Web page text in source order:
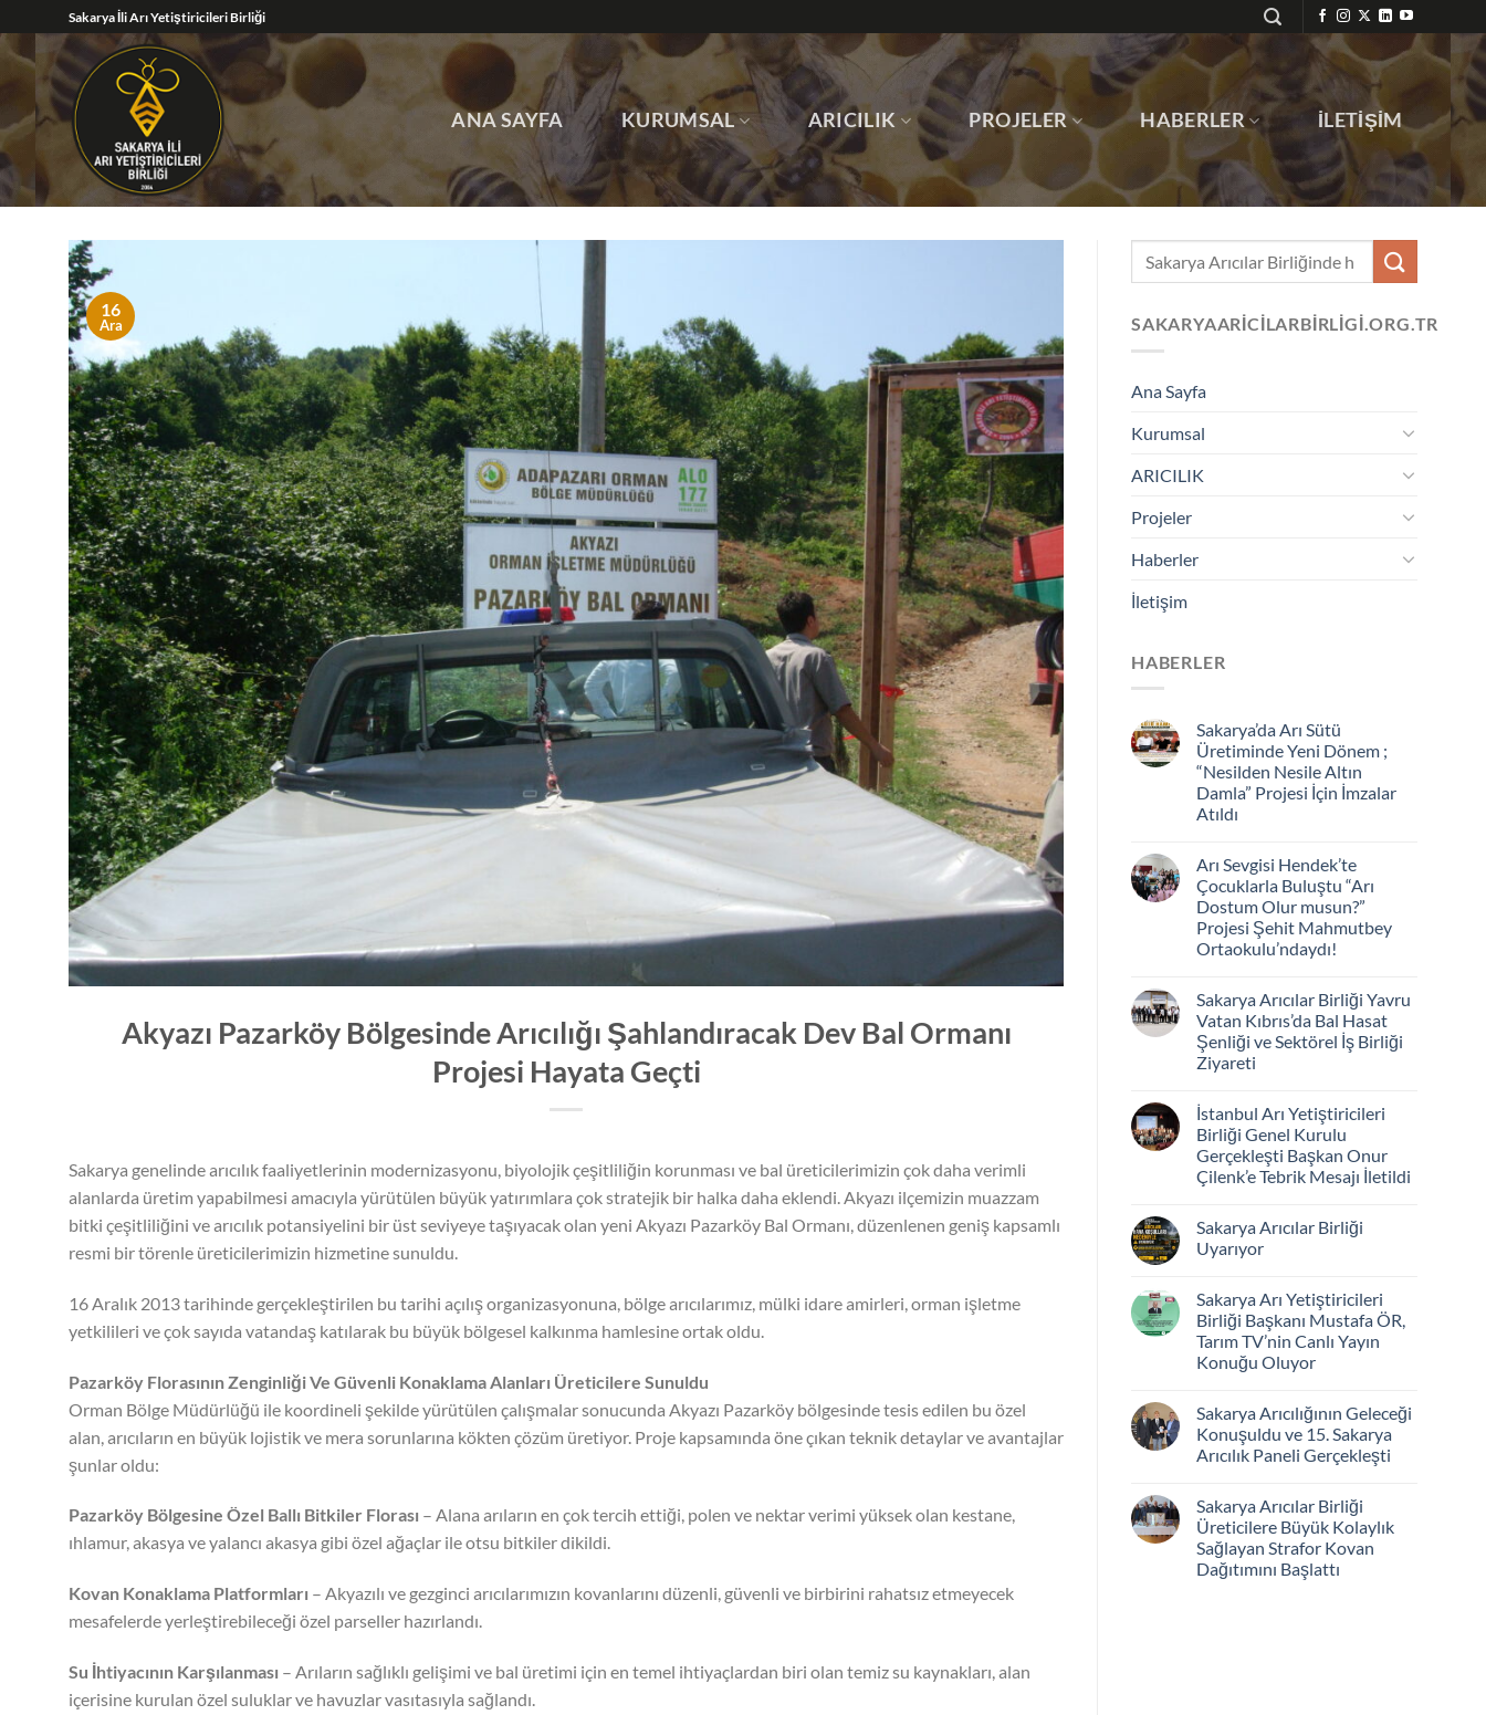
atla
Sakarya İli Arı Yetiştiricileri Birliği
ANA SAYFA KURUMSAL ARICILIK PROJELER HABERLER İLETIŞIM
16
Ara
Akyazı Pazarköy Bölgesinde Arıcılığı Şahlandıracak Dev Bal Ormanı
Projesi Hayata Geçti
Sakarya genelinde arıcılık faaliyetlerinin modernizasyonu, biyolojik çeşitliliğin korunması ve bal üreticilerimizin çok daha verimli
alanlarda üretim yapabilmesi amacıyla yürütülen büyük yatırımlara çok stratejik bir halka daha eklendi. Akyazı ilçemizin muazzam
bitki çeşitliliğini ve arıcılık potansiyelini bir üst seviyeye taşıyacak olan yeni Akyazı Pazarköy Bal Ormanı, düzenlenen geniş kapsamlı
resmi bir törenle üreticilerimizin hizmetine sunuldu.
16 Aralık 2013 tarihinde gerçekleştirilen bu tarihi açılış organizasyonuna, bölge arıcılarımız, mülki idare amirleri, orman işletme
yetkilileri ve çok sayıda vatandaş katılarak bu büyük bölgesel kalkınma hamlesine ortak oldu.
Pazarköy Florasının Zenginliği Ve Güvenli Konaklama Alanları Üreticilere Sunuldu
Orman Bölge Müdürlüğü ile koordineli şekilde yürütülen çalışmalar sonucunda Akyazı Pazarköy bölgesinde tesis edilen bu özel
alan, arıcıların en büyük lojistik ve mera sorunlarına kökten çözüm üretiyor. Proje kapsamında öne çıkan teknik detaylar ve avantajlar
şunlar oldu:
Pazarköy Bölgesine Özel Ballı Bitkiler Florası – Alana arıların en çok tercih ettiği, polen ve nektar verimi yüksek olan kestane,
ıhlamur, akasya ve yalancı akasya gibi özel ağaçlar ile otsu bitkiler dikildi.
Kovan Konaklama Platformları – Akyazılı ve gezginci arıcılarımızın kovanlarını düzenli, güvenli ve birbirini rahatsız etmeyecek
mesafelerde yerleştirebileceği özel parseller hazırlandı.
Su İhtiyacının Karşılanması – Arıların sağlıklı gelişimi ve bal üretimi için en temel ihtiyaçlardan biri olan temiz su kaynakları, alan
içerisine kurulan özel suluklar ve havuzlar vasıtasıyla sağlandı.
SAKARYAARICILARBIRLIGI.ORG.TR
Ana Sayfa
Kurumsal
ARICILIK
Projeler
Haberler
İletişim
HABERLER
Sakarya’da Arı Sütü
Üretiminde Yeni Dönem ;
“Nesilden Nesile Altın
Damla” Projesi İçin İmzalar
Atıldı
Arı Sevgisi Hendek’te
Çocuklarla Buluştu “Arı
Dostum Olur musun?”
Projesi Şehit Mahmutbey
Ortaokulu’ndaydı!
Sakarya Arıcılar Birliği Yavru
Vatan Kıbrıs’da Bal Hasat
Şenliği ve Sektörel İş Birliği
Ziyareti
İstanbul Arı Yetiştiricileri
Birliği Genel Kurulu
Gerçekleşti Başkan Onur
Çilenk’e Tebrik Mesajı İletildi
Sakarya Arıcılar Birliği
Uyarıyor
Sakarya Arı Yetiştiricileri
Birliği Başkanı Mustafa ÖR,
Tarım TV’nin Canlı Yayın
Konuğu Oluyor
Sakarya Arıcılığının Geleceği
Konuşuldu ve 15. Sakarya
Arıcılık Paneli Gerçekleşti
Sakarya Arıcılar Birliği
Üreticilere Büyük Kolaylık
Sağlayan Strafor Kovan
Dağıtımını Başlattı